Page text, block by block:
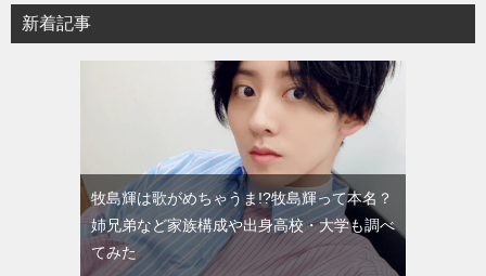
新着記事
牧島輝は歌がめちゃうま!?牧島輝って本名？
姉兄弟など家族構成や出身高校・大学も調べ
てみた